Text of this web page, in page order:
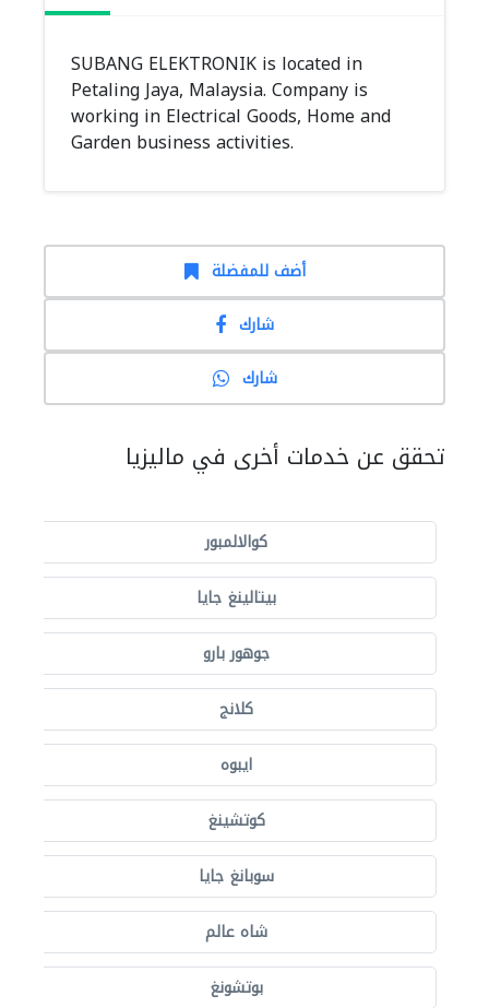
SUBANG ELEKTRONIK is located in
Petaling Jaya, Malaysia. Company is
working in Electrical Goods, Home and
Garden business activities.
أضف للمفضلة
شارك
شارك
تحقق عن خدمات أخرى في ماليزيا
كوالالمبور
بيتالينغ جايا
جوهور بارو
كلانج
ايبوه
كوتشينغ
سوبانغ جايا
شاه عالم
بوتشونغ